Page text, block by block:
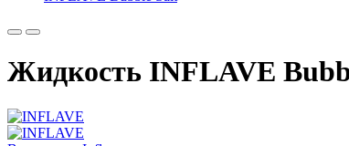
Жидкость INFLAVE